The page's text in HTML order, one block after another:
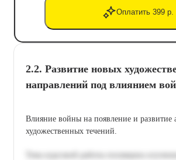
Оплатить 399 р.
2.2. Развитие новых
направлений под влиянием
Влияние войны на появление и развитие
художественных течений.